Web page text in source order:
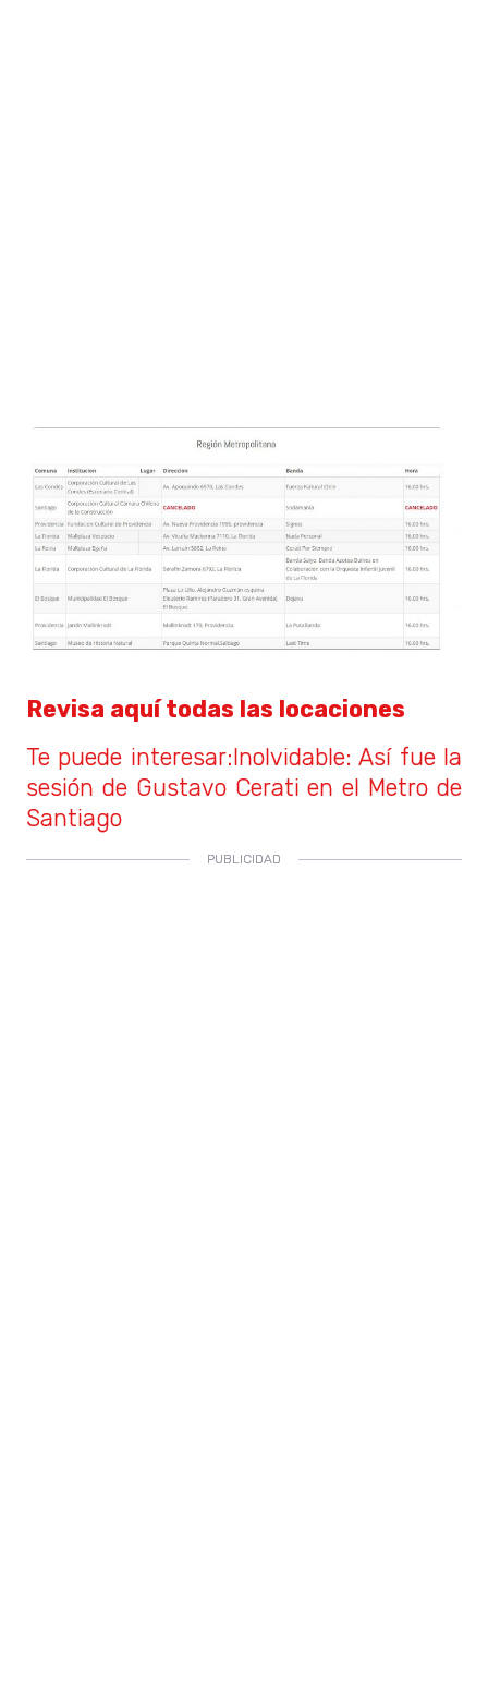
Revisa aquí todas las locaciones
Te puede interesar:Inolvidable: Así fue la
sesión de Gustavo Cerati en el Metro de
Santiago